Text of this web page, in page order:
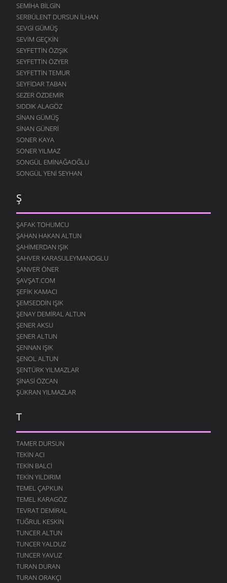
SEMIHA BILGIN
SERBÜLENT DURSUN İLHAN
SEVGI GÜMÜŞ
SEVIM GEÇKIN
SEYFETTIN ÖZIŞIK
SEYFETTIN ÖZYER
SEYFETTIN TEMUR
SEYFIDAR TABAN
SEZER ÖZDEMIR
SIDDIK ALAGÖZ
SINAN GÜMÜŞ
SINAN GÜNERI
SONER KAYA
SONER YILMAZ
SONGÜL EMINAĞAOĞLU
SONGÜL YENI SEYHAN
Ş
ŞAFAK TOHUMCU
ŞAHAN HAKAN ALTUN
ŞAHIMERDAN IŞIK
ŞAHVER KARASULEYMANOGLU
ŞANVER ÖNER
ŞAVŞAT.COM
ŞEFIK KAMACI
ŞEMSEDDIN IŞIK
ŞENAY DEMIRAL ALTUN
ŞENER AKSU
ŞENER ALTUN
ŞENNAN IŞIK
ŞENOL ALTUN
ŞENTÜRK YILMAZLAR
ŞINASI ÖZCAN
ŞÜKRAN YILMAZLAR
T
TAMER DURSUN
TEKIN ACI
TEKIN BALCI
TEKIN YILDIRIM
TEMEL ÇAPKUN
TEMEL KARAGÖZ
TEVRAT DEMIRAL
TUĞRUL KESKIN
TUNCER ALTUN
TUNCER YALDUZ
TUNCER YAVUZ
TURAN DURAN
TURAN ORAKÇI